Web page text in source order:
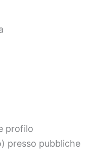
profilo
presso pubbliche